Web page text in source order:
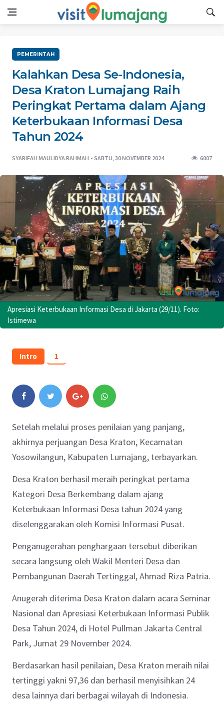
PEMERINTAH
Kalahkan Desa Se-Indonesia,
Desa Kraton Lumajang Raih
Peringkat Pertama dalam Ajang
Keterbukaan Informasi Desa
Tahun 2024
SYARIFAH MAULIDYA RAHMAH SABTU, 30 NOVEMBER 2024 6007
Apresiasi Keterbukaan Informasi Desa di Jakarta (29/11). Foto:
Istimewa
Intro 1
Setelah melalui proses penilaian yang panjang,
akhirnya perjuangan Desa Kraton, Kecamatan
Yosowilangun, Kabupaten Lumajang, terbayarkan.
Desa Kraton berhasil meraih peringkat pertama
Kategori Desa Berkembang dalam ajang
Keterbukaan Informasi Desa tahun 2024 yang
diselenggarakan oleh Komisi Informasi Pusat.
Penganugerahan penghargaan tersebut diberikan
secara langsung oleh Wakil Menteri Desa dan
Pembangunan Daerah Tertinggal, Ahmad Riza Patria.
Anugerah diterima Desa Kraton dalam acara Seminar
Nasional dan Apresiasi Keterbukaan Informasi Publik
Desa Tahun 2024, di Hotel Pullman Jakarta Central
Park, Jumat 29 November 2024.
Berdasarkan hasil penilaian, Desa Kraton meraih nilai
tertinggi yakni 97,36 dan berhasil menyisihkan 24
desa lainnya dari berbagai wilayah di Indonesia.